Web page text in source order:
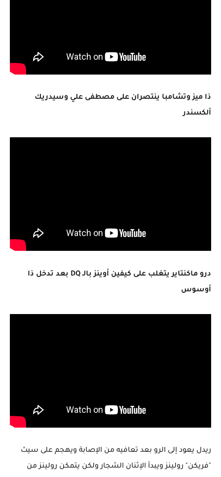
ذا ميز وتشامبا ينتصران على مصطفى علي وسيدريك
ألكسندر
درو ماكنتاير يتغلب على كيفين أوينز بالـ DQ بعد تدخل ذا
أوسوس
ريدل يعود إلى الرو بعد تعافيه من الإصابة ويهجم على سيث
"فريكن" رولينز ويبدأ الإثنان الشجار ولكن يتمكن رولينز من